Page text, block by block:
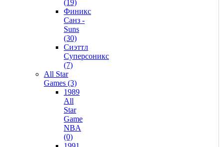
(19)
Финикс
Санз -
Suns
(30)
Сиэттл
Суперсоникс
(7)
All Star
Games (3)
1989
All
Star
Game
NBA
(0)